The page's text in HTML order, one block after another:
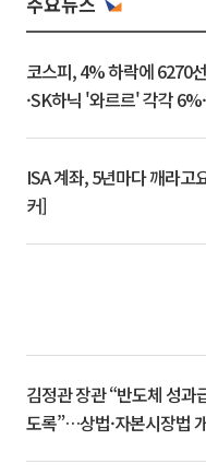
코스피, 4% 하락에 6270
·SK하닉 '와르르' 각각
ISA 계좌, 5년마다 깨라고
커]
김정관 장관 “반도체 성과
도록”…상법·자본시장법